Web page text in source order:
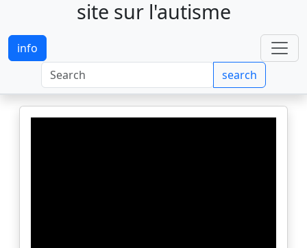
site sur l'autisme
info
search